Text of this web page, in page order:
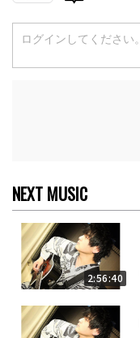
NEXT MUSIC
2:56:40